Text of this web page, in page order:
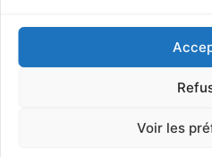
Voir les
JE